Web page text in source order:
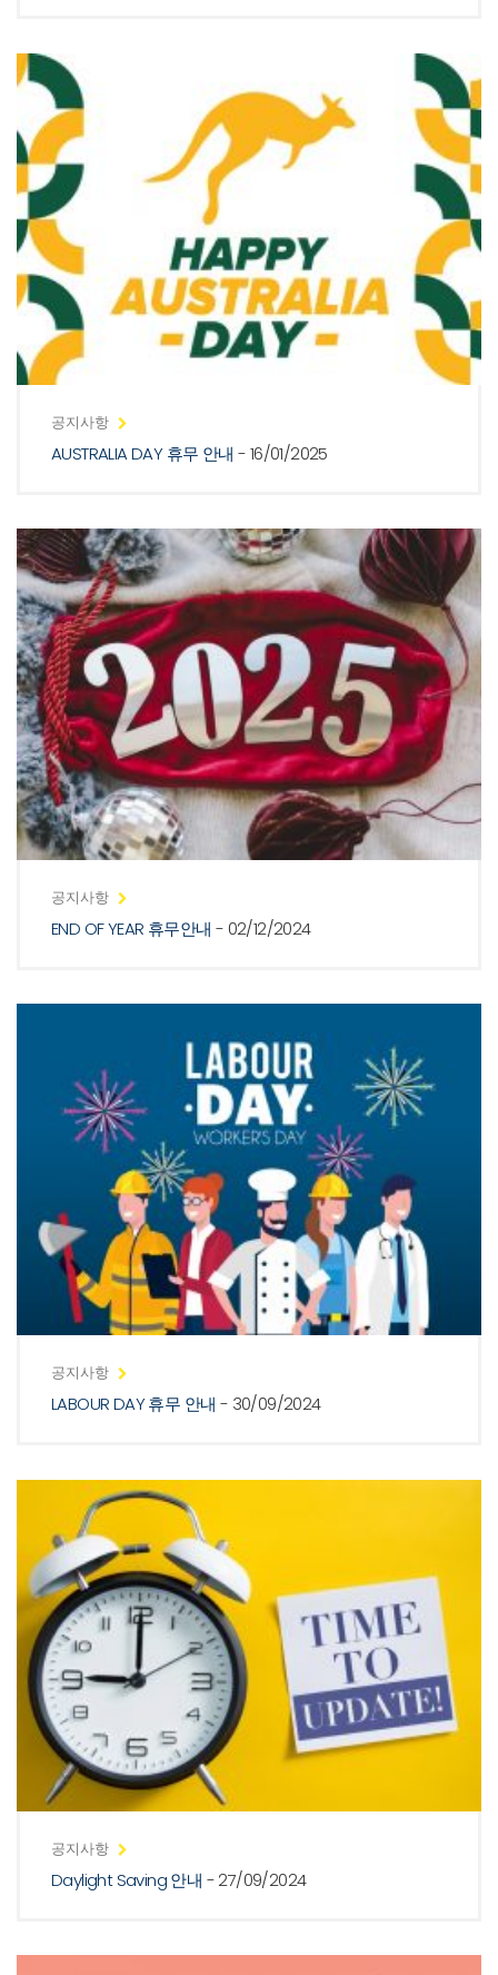
공지사항
AUSTRALIA DAY 휴무 안내 - 16/01/2025
공지사항
END OF YEAR 휴무안내 - 02/12/2024
공지사항
LABOUR DAY 휴무 안내 - 30/09/2024
공지사항
Daylight Saving 안내 - 27/09/2024